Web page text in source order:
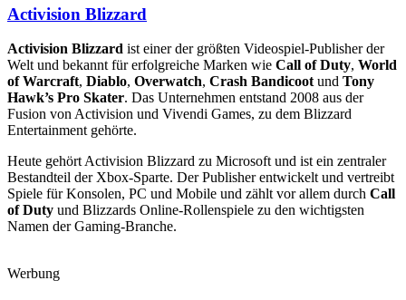
Activision Blizzard
Activision Blizzard ist einer der größten Videospiel-Publisher der
Welt und bekannt für erfolgreiche Marken wie Call of Duty, World
of Warcraft, Diablo, Overwatch, Crash Bandicootund Tony
Hawk’s Pro Skater. Das Unternehmen entstand 2008 aus der
Fusion von Activision und Vivendi Games, zu dem Blizzard
Entertainment gehörte.
Heute gehört Activision Blizzard zu Microsoft und ist ein zentraler
Bestandteil der Xbox-Sparte. Der Publisher entwickelt und vertreibt
Spiele für Konsolen, PC und Mobile und zählt vor allem durch Call
of Duty und Blizzards Online-Rollenspiele zu den wichtigsten
Namen der Gaming-Branche.
Werbung